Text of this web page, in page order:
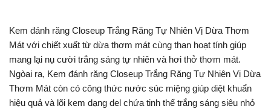
Kem đánh răng Closeup Trắng Răng Tự Nhiên Vị Dừa Thơm
Mát với chiết xuất từ dừa thơm mát cùng than hoạt tính giúp
mang lại nụ cười trắng sáng tự nhiên và hơi thở thơm mát.
Ngòai ra, Kem đánh răng Closeup Trắng Răng Tự Nhiên Vị Dừa
Thơm Mát còn có công thức nước súc miệng giúp diệt khuẩn
hiệu quả và lõi kem dạng del chứa tinh thể trắng sáng siêu nhỏ